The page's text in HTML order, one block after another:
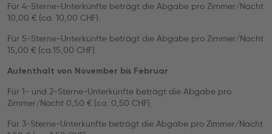
Für 4-Sterne-Unterkünfte beträgt die Abgabe pro Zimmer/Nacht
10,00 € (ca. 10,00 CHF).
Für 5-Sterne-Unterkünfte beträgt die Abgabe pro Zimmer/Nacht
15,00 € (ca.15,00 CHF).
Aufenthalt von November bis Februar
Für 1- und 2-Sterne-Unterkünfte beträgt die Abgabe pro
Zimmer/Nacht 0,50 € (ca. 0,50 CHF).
Für 3-Sterne-Unterkünfte beträgt die Abgabe pro Zimmer/Nacht